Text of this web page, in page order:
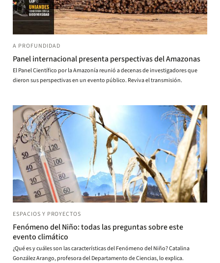
A PROFUNDIDAD
Panel internacional presenta perspectivas del Amazonas
El Panel Científico por la Amazonía reunió a decenas de investigadores que
dieron sus perspectivas en un evento público. Reviva el transmisión.
ESPACIOS Y PROYECTOS
Fenómeno del Niño: todas las preguntas sobre este
evento climático
¿Qué es y cuáles son las características del Fenómeno del Niño? Catalina
González Arango, profesora del Departamento de Ciencias, lo explica.